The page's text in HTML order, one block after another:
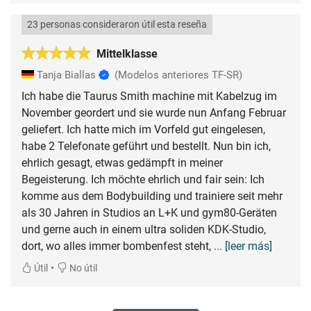
Mittelklasse
23 personas consideraron útil esta reseña
Tanja Biallas (Modelos anteriores TF-SR)
Ich habe die Taurus Smith machine mit Kabelzug im
November geordert und sie wurde nun Anfang Februar
geliefert. Ich hatte mich im Vorfeld gut eingelesen,
habe 2 Telefonate geführt und bestellt. Nun bin ich,
ehrlich gesagt, etwas gedämpft in meiner
Begeisterung. Ich möchte ehrlich und fair sein: Ich
komme aus dem Bodybuilding und trainiere seit mehr
als 30 Jahren in Studios an L+K und gym80-Geräten
und gerne auch in einem ultra soliden KDK-Studio,
dort, wo alles immer bombenfest steht, ... [leer más]
Útil • No útil